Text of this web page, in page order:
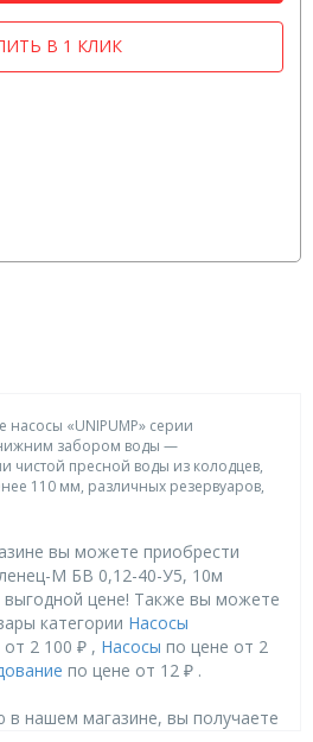
В 1 КЛИК
«UNIPUMP» серии
забором воды —
чистой пресной воды из колодцев,
110 мм, различных резервуаров,
вы можете приобрести
М БВ 0,12-40-У5, 10м
выгодной цене! Также вы можете
категории Насосы
2 100 ₽ , Насосы по цене от 2
по цене от 12 ₽ .
в нашем магазине, вы получаете